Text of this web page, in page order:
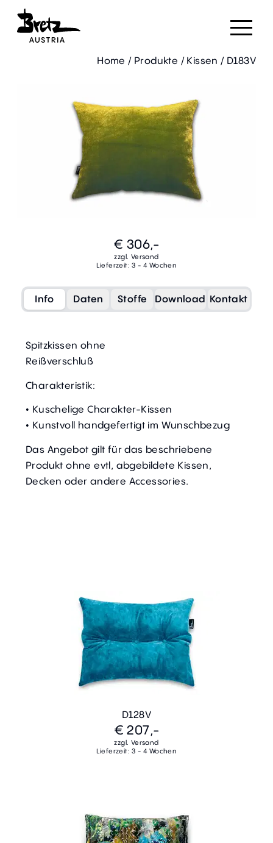
Home / Produkte / Kissen / D183V
€ 306,-
zzgl. Versand
Lieferzeit: 3 - 4 Wochen
Info Daten Stoffe Download Kontakt
Spitzkissen ohne
Reißverschluß
Charakteristik:
• Kuschelige Charakter-Kissen
• Kunstvoll handgefertigt im Wunschbezug
Das Angebot gilt für das beschriebene
Produkt ohne evtl, abgebildete Kissen,
Decken oder andere Accessories.
D128V
€ 207,-
zzgl. Versand
Lieferzeit: 3 - 4 Wochen